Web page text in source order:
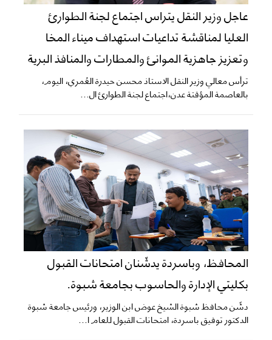
عاجل وزير النقل يتراس اجتماع لجنة الطوارئ
العليا لمناقشة تداعيات استهداف ميناء المخا
وتعزيز جاهزية الموانئ والمطارات والمنافذ البرية
ترأس معالي وزير النقل الاستاذ محسن حيدرة العُمري، اليوم،
بالعاصمة المؤقتة عدن،اجتماع لجنة الطوارئ ال...
المحافظ، وباسردة يدشّنان امتحانات القبول
بكليتي الإدارة والحاسوب بجامعة شبوة.
دشّن محافظ شبوة الشيخ عوض ابن الوزير، ورئيس جامعة شبوة
الدكتور توفيق باسردة، امتحانات القبول للعام ا...